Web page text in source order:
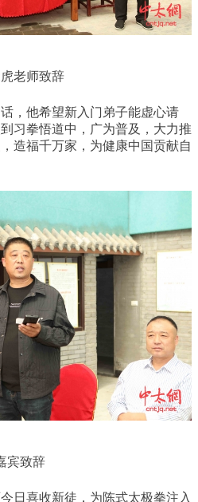
老师致辞
，他希望新入门弟子能虚心请
习拳悟道中，广为普及，大力推
造福千万家，为健康中国贡献自
宾致辞
日喜收新徒，为陈式太极拳注入